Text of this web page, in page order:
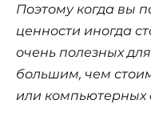
Поэтому когда вы
ценности иногда
очень полезных
большим, чем
или компьютерных